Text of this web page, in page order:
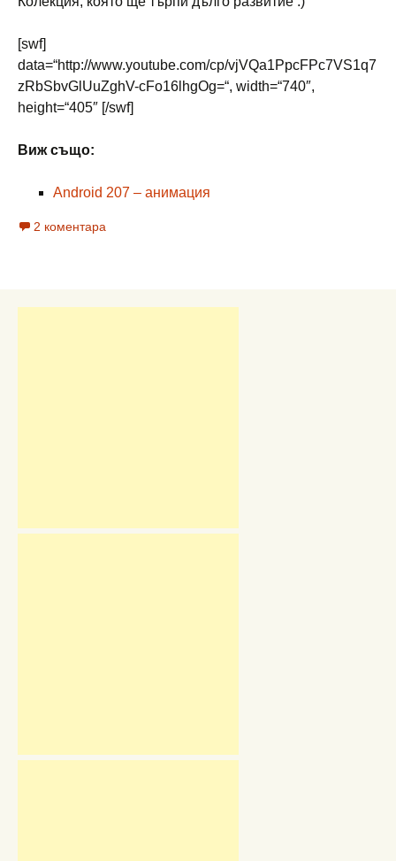
[swf]
data=“http://www.youtube.com/cp/vjVQa1PpcFPc7VS1q7
zRbSbvGlUuZghV-cFo16lhgOg=“, width=“740″,
height=“405″ [/swf]
Виж също:
Android 207 – анимация
2 коментара